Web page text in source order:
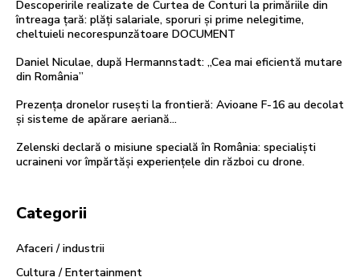
Descoperirile realizate de Curtea de Conturi la primăriile din
întreaga țară: plăți salariale, sporuri și prime nelegitime,
cheltuieli necorespunzătoare DOCUMENT
Daniel Niculae, după Hermannstadt: „Cea mai eficientă mutare
din România”
Prezența dronelor rusești la frontieră: Avioane F-16 au decolat
și sisteme de apărare aeriană…
Zelenski declară o misiune specială în România: specialiști
ucraineni vor împărtăși experiențele din război cu drone.
Categorii
Afaceri / industrii
Cultura / Entertainment